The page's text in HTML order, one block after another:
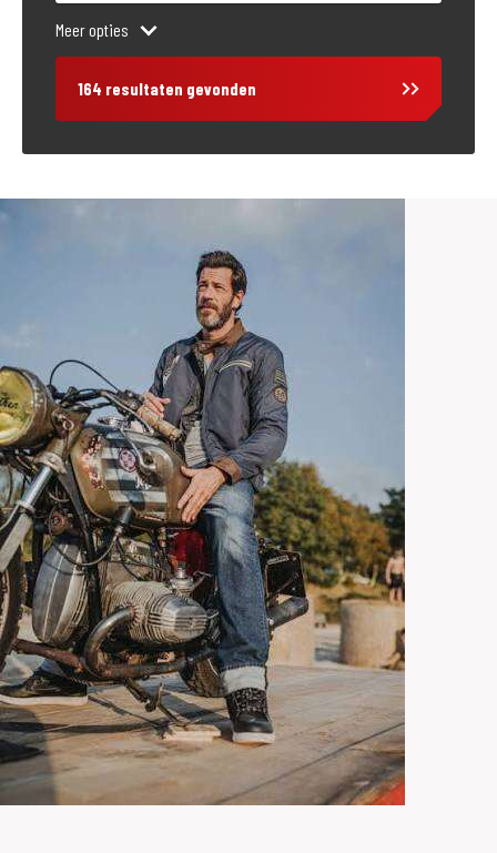
Vestiging
Tellerstand
Categorie
Rijbewijs type
Aanbieding
Meer opties
164 resultaten gevonden